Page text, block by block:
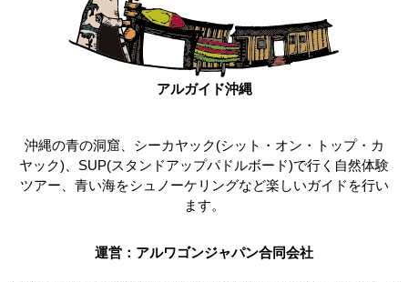
アルガイド沖縄
沖縄の青の洞窟、シーカヤック(シット・オン・トップ・カ
ヤック)、SUP(スタンドアップパドルボード)で行く自然体験
ツアー、青い海をシュノーケリングなど楽しいガイドを行い
ます。
運営：アルワゴンジャパン合同会社